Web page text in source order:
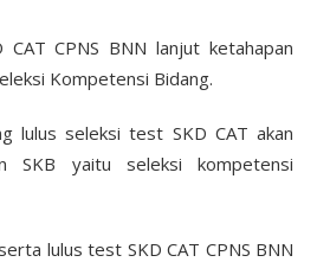
CPNS BNN lanjut ketahapan
Kompetensi Bidang.
lulus seleksi test SKD CAT akan
SKB yaitu seleksi kompetensi
lulus test SKD CAT CPNS BNN